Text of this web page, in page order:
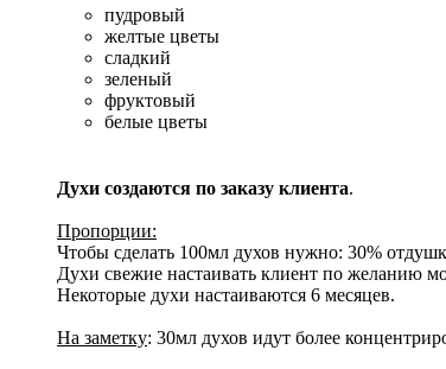
пудровый
желтые цветы
сладкий
зеленый
фруктовый
белые цветы
Духи создаются по заказу клиента.
Пропорции:
Чтобы сделать 100мл духов нужно: 30%
Духи свежие настаивать клиент по желанию
Некоторые духи настаиваются 6 месяцев.
На заметку: 30мл духов идут более